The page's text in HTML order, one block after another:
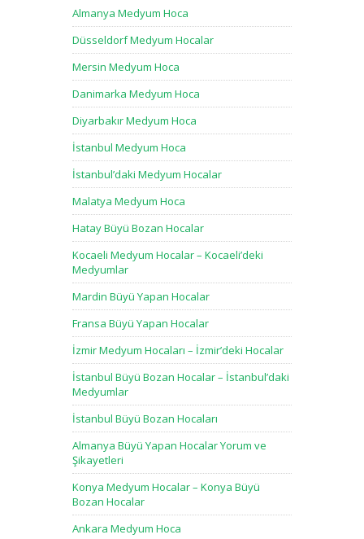
Almanya Medyum Hoca
Düsseldorf Medyum Hocalar
Mersin Medyum Hoca
Danimarka Medyum Hoca
Diyarbakır Medyum Hoca
İstanbul Medyum Hoca
İstanbul’daki Medyum Hocalar
Malatya Medyum Hoca
Hatay Büyü Bozan Hocalar
Kocaeli Medyum Hocalar – Kocaeli’deki
Medyumlar
Mardin Büyü Yapan Hocalar
Fransa Büyü Yapan Hocalar
İzmir Medyum Hocaları – İzmir’deki Hocalar
İstanbul Büyü Bozan Hocalar – İstanbul’daki
Medyumlar
İstanbul Büyü Bozan Hocaları
Almanya Büyü Yapan Hocalar Yorum ve
Şikayetleri
Konya Medyum Hocalar – Konya Büyü
Bozan Hocalar
Ankara Medyum Hoca